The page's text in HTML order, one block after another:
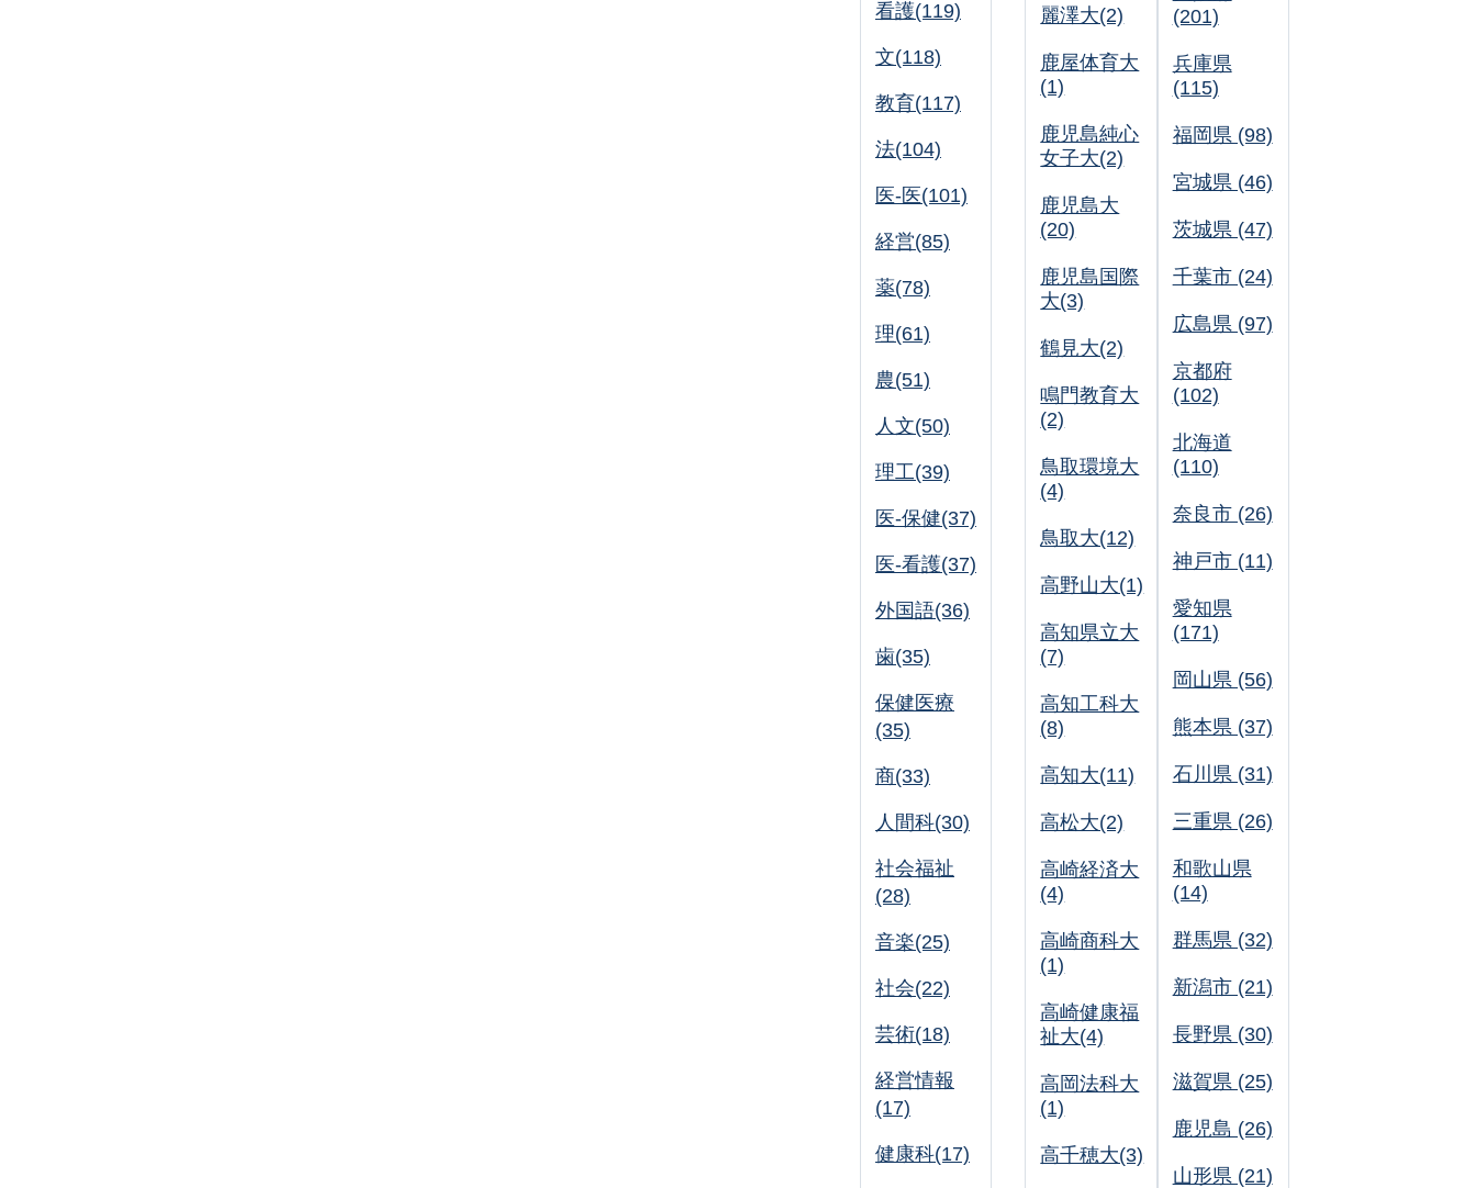
看護(119)
文(118)
教育(117)
法(104)
医-医(101)
経営(85)
薬(78)
理(61)
農(51)
人文(50)
理工(39)
医-保健(37)
医-看護(37)
外国語(36)
歯(35)
保健医療
(35)
商(33)
人間科(30)
社会福祉
(28)
音楽(25)
社会(22)
芸術(18)
経営情報
(17)
健康科(17)
麗澤大(2)
鹿屋体育大
(1)
鹿児島純心
女子大(2)
鹿児島大
(20)
鹿児島国際
大(3)
鶴見大(2)
鳴門教育大
(2)
鳥取環境大
(4)
鳥取大(12)
高野山大(1)
高知県立大
(7)
高知工科大
(8)
高知大(11)
高松大(2)
高崎経済大
(4)
高崎商科大
(1)
高崎健康福
祉大(4)
高岡法科大
(1)
高千穂大(3)
(201)
兵庫県
(115)
福岡県 (98)
宮城県 (46)
茨城県 (47)
千葉市 (24)
広島県 (97)
京都府
(102)
北海道
(110)
奈良市 (26)
神戸市 (11)
愛知県
(171)
岡山県 (56)
熊本県 (37)
石川県 (31)
三重県 (26)
和歌山県
(14)
群馬県 (32)
新潟市 (21)
長野県 (30)
滋賀県 (25)
鹿児島 (26)
山形県 (21)